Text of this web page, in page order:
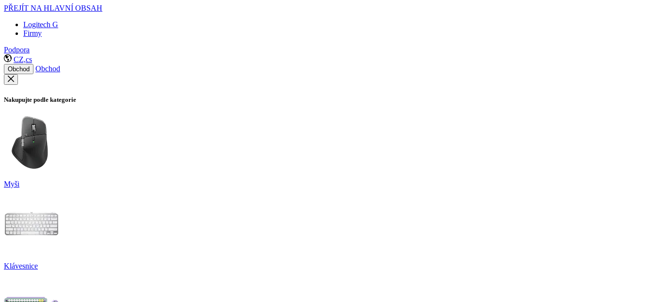
PŘEJÍT NA HLAVNÍ OBSAH
Logitech G
Firmy
Podpora
CZ,cs
Obchod Obchod
Nakupujte podle kategorie
Myši
Klávesnice